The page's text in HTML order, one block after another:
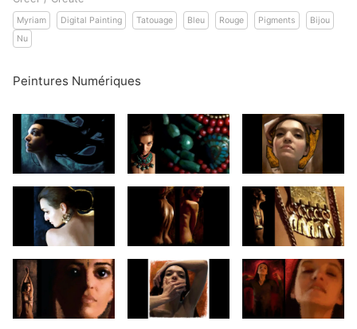
Myriam Digital Painting Tatouage Bleu Rouge Pigments
Bijou
Nu
Peintures Numériques